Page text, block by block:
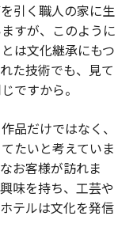
引く職人の家に生
すが、このように
は文化継承にもつ
た技術でも、見て
ですから。
品だけではなく、
たいと考えていま
お客様が訪れま
味を持ち、工芸や
テルは文化を発信